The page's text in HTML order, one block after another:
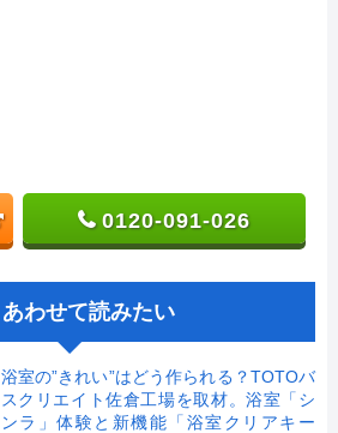
0120-091-026
あわせて読みたい
浴室の”きれい”はどう作られる？TOTOバ
スクリエイト佐倉工場を取材。浴室「シ
ンラ」体験と新機能「浴室クリアキー